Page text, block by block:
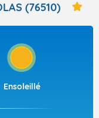
(76510)
Ensoleillé